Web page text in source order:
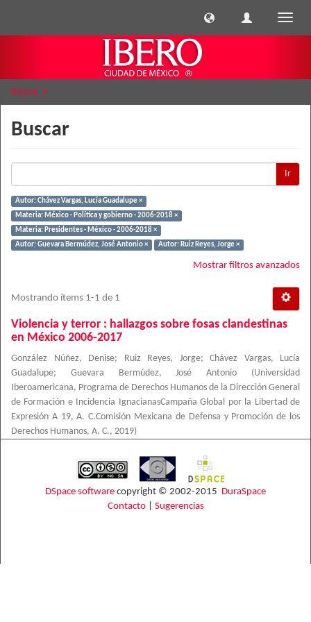
Buscar
Buscar
Ir
Autor: Chávez Vargas, Lucía Guadalupe ×
Materia: México - Política y gobierno - 2006-2018 ×
Materia: Presidentes - México - 2006-2018 ×
Autor: Guevara Bermúdez, José Antonio ×
Autor: Ruiz Reyes, Jorge ×
Mostrar filtros avanzados
Mostrando ítems 1-1 de 1
Violencia y terror : hallazgos sobre fosas clandestinas
en México 2006-2017
González Núñez, Denise; Ruiz Reyes, Jorge; Chávez Vargas, Lucía
Guadalupe; Guevara Bermúdez, José Antonio (Universidad
Iberoamericana, Programa de Derechos Humanos de la Dirección General
de Formación e Incidencia IgnacianasCampaña Global por la Libertad de
Expresión A 19, A. C.Comisión Mexicana de Defensa y Promoción de los
Derechos Humanos, A. C., 2019)
DSpace software copyright © 2002-2015 DuraSpace
Contacto| Sugerencias